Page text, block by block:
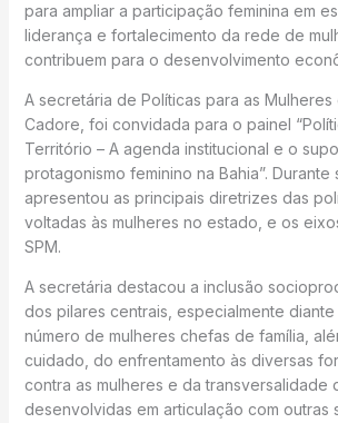
para ampliar a participação feminina em
liderança e fortalecimento da rede de
contribuem para o desenvolvimento
A secretária de Políticas para as Mulheres
Cadore, foi convidada para o painel
Território – A agenda institucional e o
protagonismo feminino na Bahia”. Durante
apresentou as principais diretrizes das
voltadas às mulheres no estado, e os
SPM.
A secretária destacou a inclusão
dos pilares centrais, especialmente
número de mulheres chefas de família,
cuidado, do enfrentamento às diversas
contra as mulheres e da transversalidade
desenvolvidas em articulação com outras